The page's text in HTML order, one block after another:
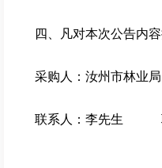
四、凡对本次公告内
采购人：汝州市林业
联系人：李先生 联